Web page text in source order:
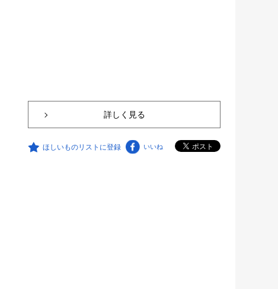
詳しく見る
ほしいものリストに登録 いいね